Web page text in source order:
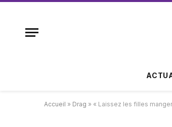
Accueil » Drag » « Laissez les filles